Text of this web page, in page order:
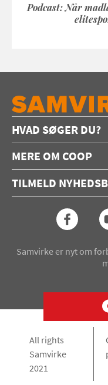
Podcast: Når
HVAD SØGER DU?
Opskrifter
Konkurrencer
Seneste Samvirke-
MERE OM COOP
Annoncering
Coop medlem
TILMELD
Samvirke er nyt om
All rights
Samvirke
2021